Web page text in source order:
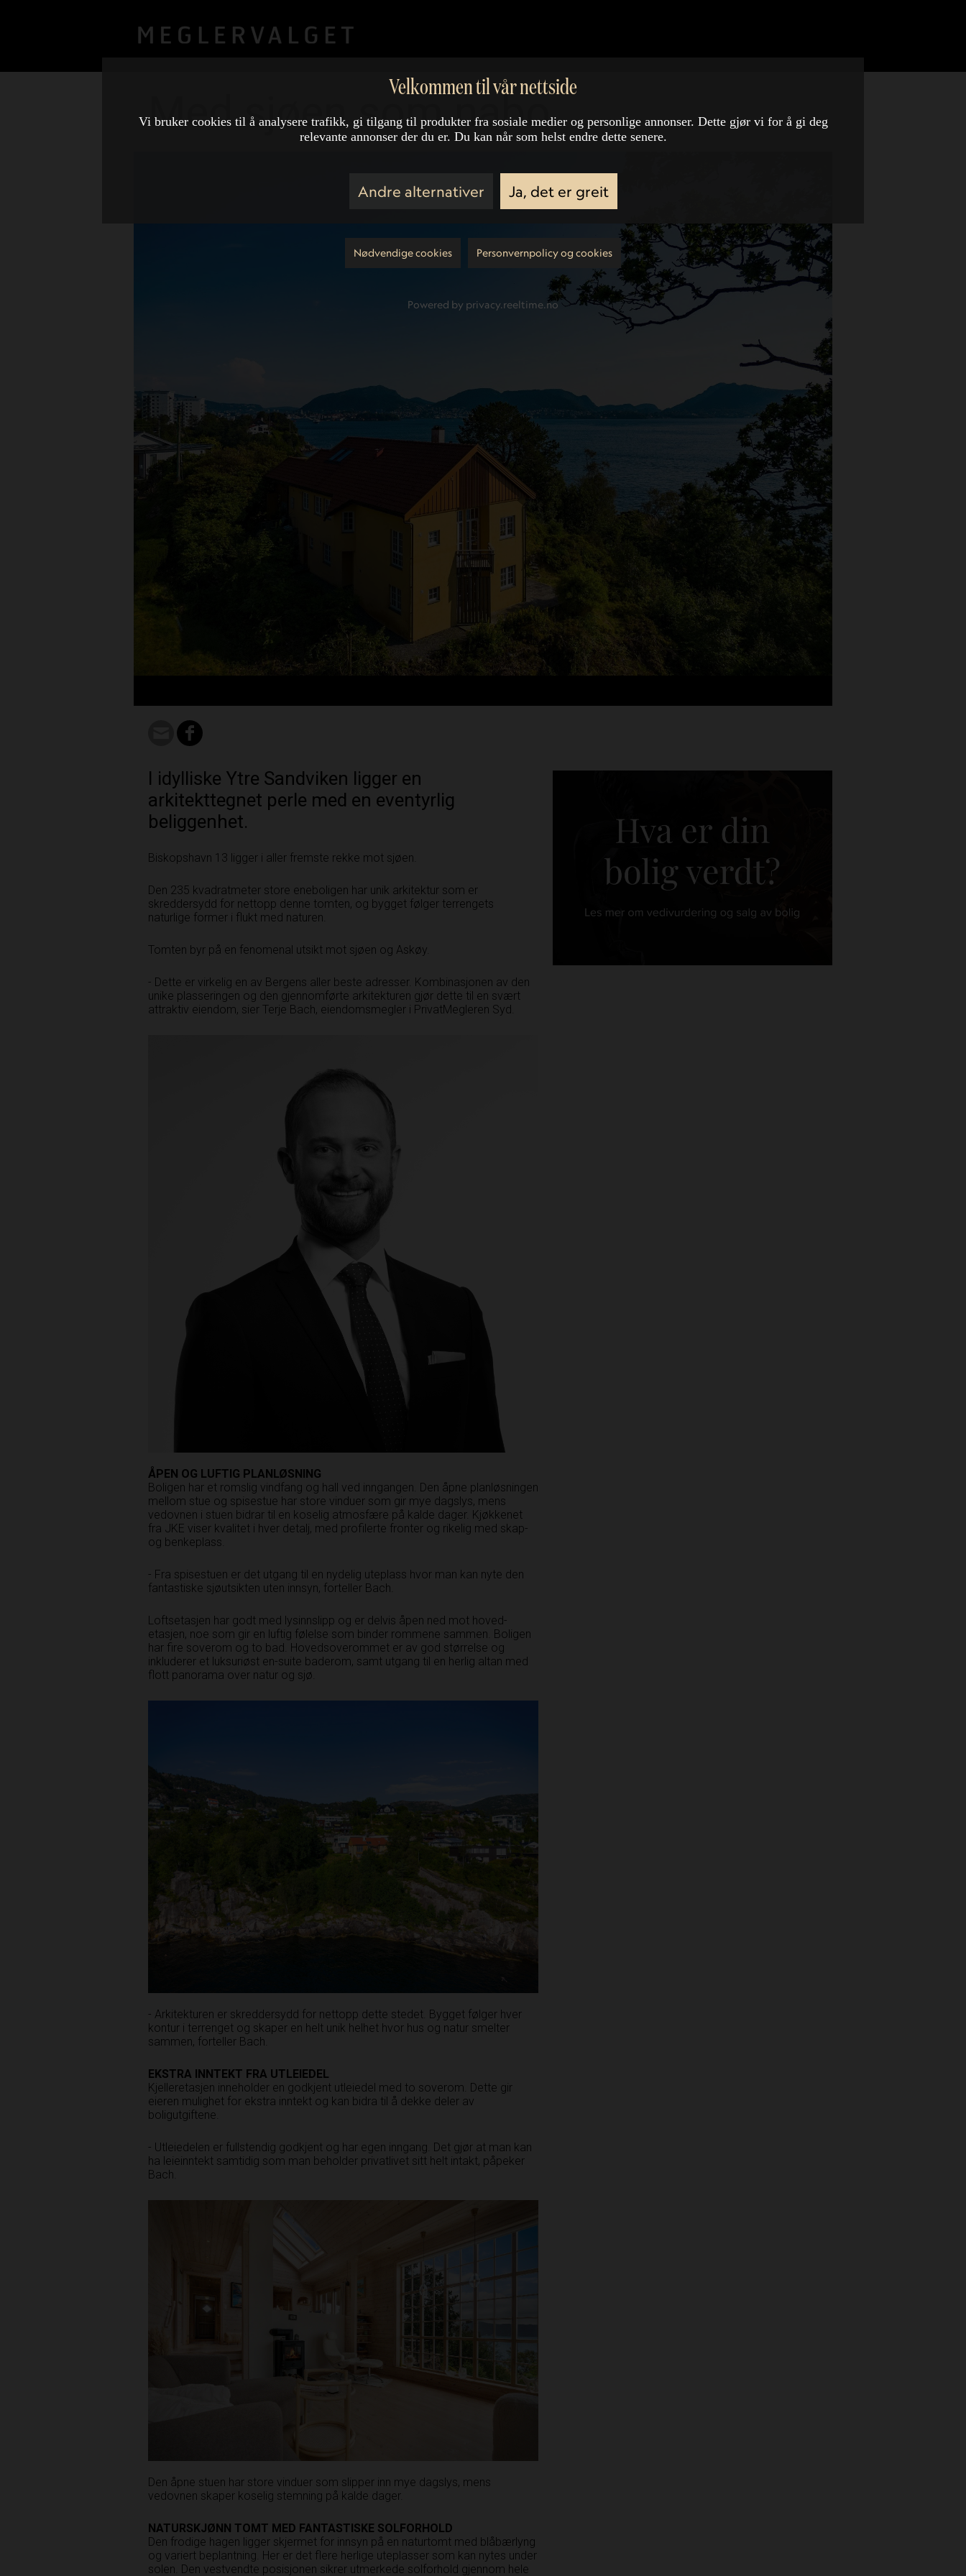
Med sjøen som nabo
I idylliske Ytre Sandviken ligger en
arkitekttegnet perle med en eventyrlig
beliggenhet.
Biskopshavn 13 ligger i aller fremste rekke mot sjøen.
Den 235 kvadratmeter store eneboligen har unik arkitektur som er
skreddersydd for nettopp denne­ tomten, og bygget følger terrengets
naturlige former i flukt med naturen.
Tomten byr på en fenomenal utsikt mot sjøen og Askøy.
- Dette er virkelig en av Bergens aller beste adresser. Kombinasjonen av den
unike plasseringen og den gjennomførte arkitekturen gjør dette til en svært
attraktiv eiendom, sier Terje Bach, eiendomsmegler i PrivatMegleren Syd.
ÅPEN OG LUFTIG PLANLØSNING
Boligen har et romslig vindfang og hall ved inngangen. Den åpne planløsningen
mellom stue og spisestue har store vinduer som gir mye dagslys, mens
vedovnen i stuen bidrar til en koselig atmosfære på kalde dager. Kjøkkenet
fra JKE viser kvalitet i hver detalj, med profilerte fronter og rikelig med skap-
og benkeplass.
- Fra spisestuen er det utgang til en nydelig uteplass hvor man kan nyte den
fantastiske sjøutsikten uten­ innsyn, forteller Bach.
Loftsetasjen har godt med lysinnslipp og er delvis åpen ned mot hoved­
etasjen, noe som gir en luftig følelse som binder rommene sammen. ­Boligen
har fire soverom og to bad. Hovedsoverommet er av god størrelse og
inkluderer et luksuriøst en-suite baderom, samt­ utgang til en herlig altan med
flott panorama over natur og sjø.
- Arkitekturen er skreddersydd for nettopp dette stedet. Bygget følger hver
kontur i terrenget og skaper en helt unik helhet hvor hus og natur smelter
sammen, forteller Bach.
EKSTRA INNTEKT FRA UTLEIEDEL
Kjelleretasjen inneholder en godkjent utleiedel med to soverom. Dette gir
eieren mulighet for ekstra inntekt og kan bidra til å dekke deler av
boligutgiftene.
- Utleiedelen er fullstendig godkjent og har egen inngang. Det gjør at man kan
ha leieinntekt samtidig som man beholder privatlivet sitt helt intakt, påpeker
Bach.
Den åpne stuen har store vinduer som slipper inn mye dagslys, mens
vedovnen skaper koselig stemning på kalde dager.
NATURSKJØNN TOMT MED FANTASTISKE SOLFORHOLD
Den frodige hagen ligger skjermet for innsyn på en naturtomt med blåbærlyng
og variert beplantning. Her er det flere herlige uteplasser som kan nytes under
solen. Den vestvendte posisjonen sikrer utmerkede solforhold gjennom hele
Velkommen til vår nettside
Vi bruker cookies til å analysere trafikk, gi tilgang til produkter fra sosiale medier og personlige annonser. Dette gjør vi for å gi deg
relevante annonser der du er. Du kan når som helst endre dette senere.
Andre alternativer Ja, det er greit
Nødvendige cookies Personvernpolicy og cookies
Powered by privacy.reeltime.no